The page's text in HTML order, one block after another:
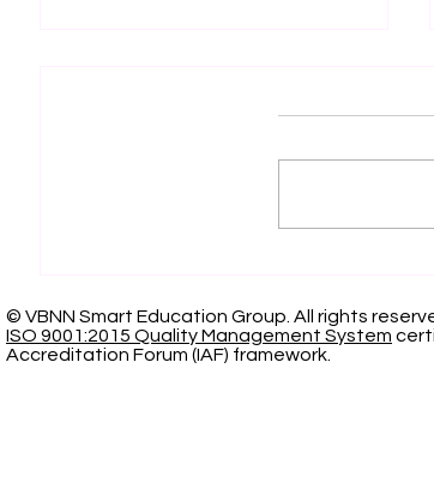
22 عالمياً في تصنيف كيو إس
لعام 2026
© VBNN Smart Education Group. All rights
ISO 9001:2015 Quality Management System
Accreditation Forum (IAF) framework.